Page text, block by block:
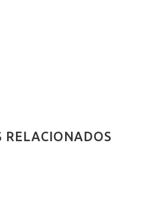
RELACIONADOS